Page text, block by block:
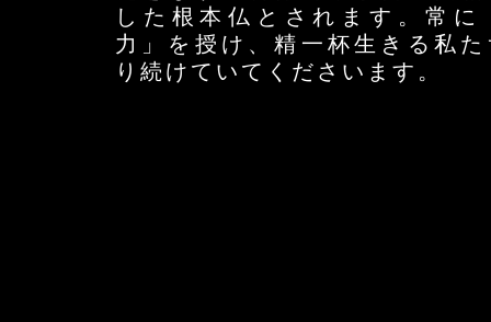
した根本仏とされます。常に
力」を授け、精一杯生きる私
り続けていてくださいます。